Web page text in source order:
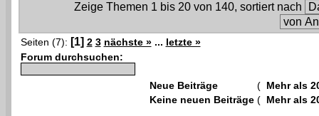
Zeige Themen 1 bis 20 von 140, sortiert nach
Seiten (7): [1] 2 3 nächste » ... letzte »
Forum durchsuchen:
Neue Beiträge ( Mehr als
Keine neuen Beiträge ( Mehr als